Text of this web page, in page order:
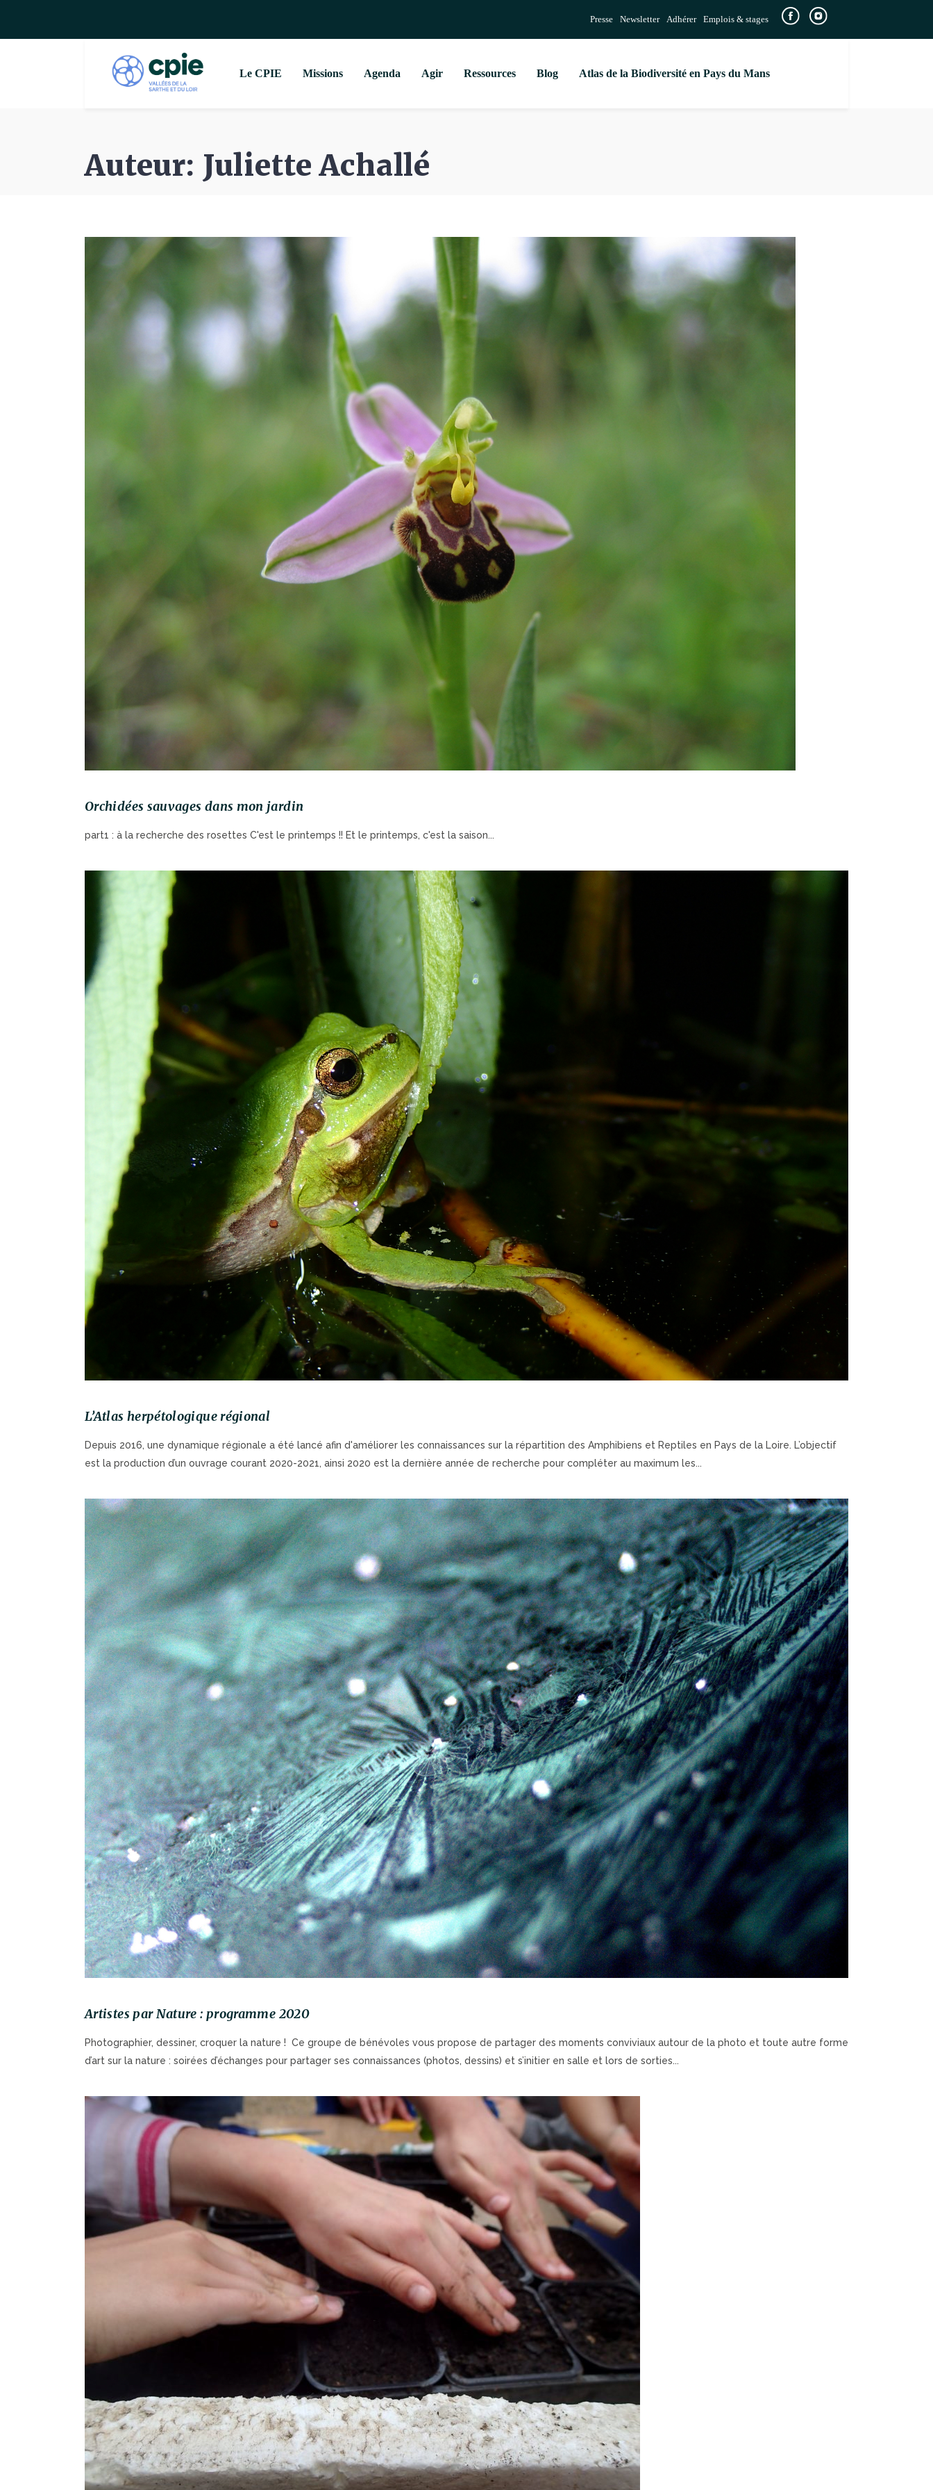
Presse Newsletter Adhérer Emplois & stages
Le CPIE Missions Agenda Agir Ressources Blog Atlas de la Biodiversité en Pays du Mans
Auteur: Juliette Achallé
Orchidées sauvages dans mon jardin
part1 : à la recherche des rosettes C'est le printemps !! Et le printemps, c'est la saison...
L’Atlas herpétologique régional
Depuis 2016, une dynamique régionale a été lancé afin d'améliorer les connaissances sur la répartition des Amphibiens et Reptiles en Pays de la Loire. L’objectif
est la production d’un ouvrage courant 2020-2021, ainsi 2020 est la dernière année de recherche pour compléter au maximum les...
Artistes par Nature : programme 2020
Photographier, dessiner, croquer la nature ! Ce groupe de bénévoles vous propose de partager des moments conviviaux autour de la photo et toute autre forme
d’art sur la nature : soirées d’échanges pour partager ses connaissances (photos, dessins) et s’initier en salle et lors de sorties...